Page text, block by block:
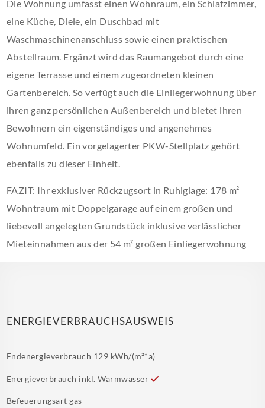
Die Wohnung umfasst einen Wohnraum, ein Schlafzimmer,
eine Küche, Diele, ein Duschbad mit
Waschmaschinenanschluss sowie einen praktischen
Abstellraum. Ergänzt wird das Raumangebot durch eine
eigene Terrasse und einem zugeordneten kleinen
Gartenbereich. So verfügt auch die Einliegerwohnung über
ihren ganz persönlichen Außenbereich und bietet ihren
Bewohnern ein eigenständiges und angenehmes
Wohnumfeld. Ein vorgelagerter PKW-Stellplatz gehört
ebenfalls zu dieser Einheit.
FAZIT: Ihr exklusiver Rückzugsort in Ruhiglage: 178 m²
Wohntraum mit Doppelgarage auf einem großen und
liebevoll angelegten Grundstück inklusive verlässlicher
Mieteinnahmen aus der 54 m² großen Einliegerwohnung
ENERGIEVERBRAUCHSAUSWEIS
Endenergieverbrauch 129 kWh/(m²*a)
Energieverbrauch inkl. Warmwasser
Befeuerungsartgas